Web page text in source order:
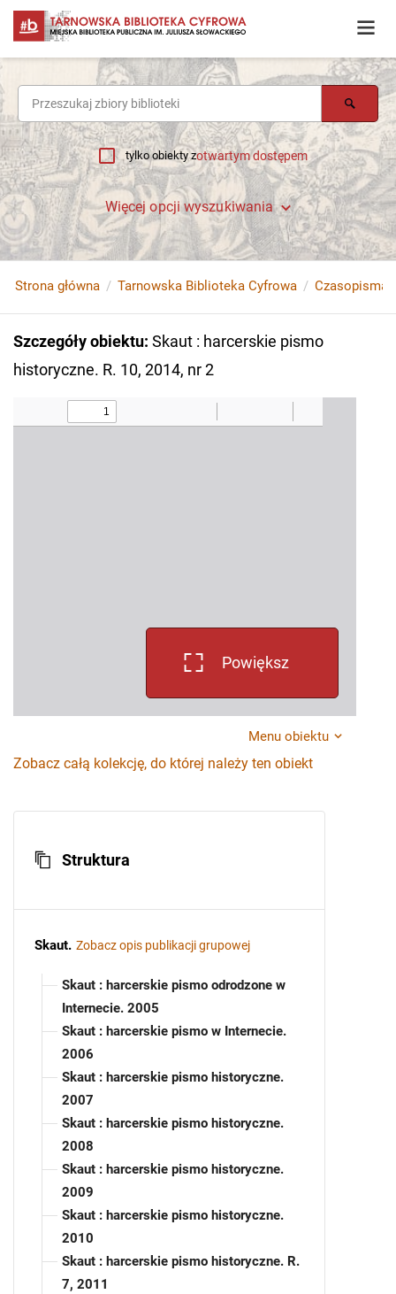
tylko obiekty zotwartym dostępem
Więcej opcji wyszukiwania
Strona główna Tarnowska Biblioteka Cyfrowa Czasopisma
Szczegóły obiektu: Skaut : harcerskie pismo
historyczne. R. 10, 2014, nr 2
Powiększ
Menu obiektu
Zobacz całą kolekcję, do której należy ten obiekt
Struktura
Skaut. Zobacz opis publikacji grupowej
Skaut : harcerskie pismo odrodzone w
Internecie. 2005
Skaut : harcerskie pismo w Internecie.
2006
Skaut : harcerskie pismo historyczne.
2007
Skaut : harcerskie pismo historyczne.
2008
Skaut : harcerskie pismo historyczne.
2009
Skaut : harcerskie pismo historyczne.
2010
Skaut : harcerskie pismo historyczne. R.
7, 2011